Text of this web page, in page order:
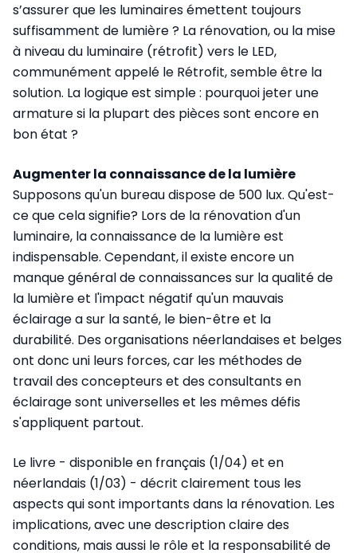
s’assurer que les luminaires émettent toujours
suffisamment de lumière ? La rénovation, ou la mise
à niveau du luminaire (rétrofit) vers le LED,
communément appelé le Rétrofit, semble être la
solution. La logique est simple : pourquoi jeter une
armature si la plupart des pièces sont encore en
bon état ?
Augmenter la connaissance de la lumière
Supposons qu'un bureau dispose de 500 lux. Qu'est-
ce que cela signifie? Lors de la rénovation d'un
luminaire, la connaissance de la lumière est
indispensable. Cependant, il existe encore un
manque général de connaissances sur la qualité de
la lumière et l'impact négatif qu'un mauvais
éclairage a sur la santé, le bien-être et la
durabilité. Des organisations néerlandaises et belges
ont donc uni leurs forces, car les méthodes de
travail des concepteurs et des consultants en
éclairage sont universelles et les mêmes défis
s'appliquent partout.
Le livre - disponible en français (1/04) et en
néerlandais (1/03) - décrit clairement tous les
aspects qui sont importants dans la rénovation. Les
implications, avec une description claire des
conditions, mais aussi le rôle et la responsabilité de